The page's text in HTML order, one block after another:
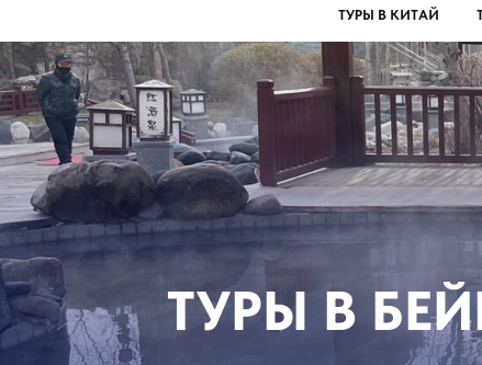
ТУРЫ В КИТАЙ
ТУРЫ В